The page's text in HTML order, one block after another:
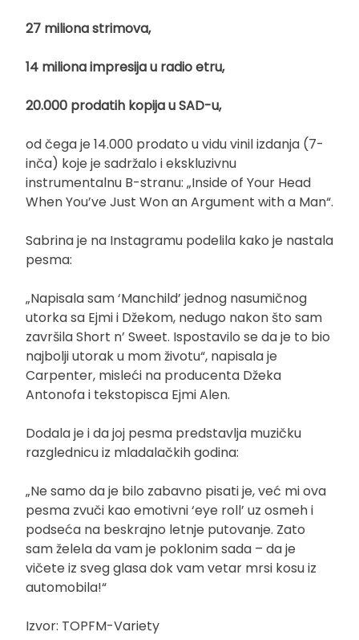
27 miliona strimova,
14 miliona impresija u radio etru,
20.000 prodatih kopija u SAD-u,
od čega je 14.000 prodato u vidu vinil izdanja (7-
inča) koje je sadržalo i ekskluzivnu
instrumentalnu B-stranu: „Inside of Your Head
When You’ve Just Won an Argument with a Man“.
Sabrina je na Instagramu podelila kako je nastala
pesma:
„Napisala sam ‘Manchild’ jednog nasumičnog
utorka sa Ejmi i Džekom, nedugo nakon što sam
završila Short n’ Sweet. Ispostavilo se da je to bio
najbolji utorak u mom životu“, napisala je
Carpenter, misleći na producenta Džeka
Antonofa i tekstopisca Ejmi Alen.
Dodala je i da joj pesma predstavlja muzičku
razglednicu iz mladalačkih godina:
„Ne samo da je bilo zabavno pisati je, već mi ova
pesma zvuči kao emotivni ‘eye roll’ uz osmeh i
podseća na beskrajno letnje putovanje. Zato
sam želela da vam je poklonim sada – da je
vičete iz sveg glasa dok vam vetar mrsi kosu iz
automobila!“
Izvor: TOPFM-Variety